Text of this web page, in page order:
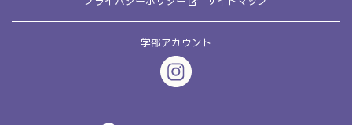
学部アカウント